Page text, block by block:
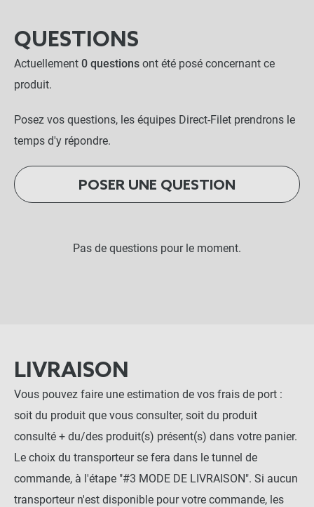
QUESTIONS
Actuellement 0 questions ont été posé concernant ce
produit.
Posez vos questions, les équipes Direct-Filet prendrons le
temps d'y répondre.
POSER UNE QUESTION
Pas de questions pour le moment.
LIVRAISON
Vous pouvez faire une estimation de vos frais de port :
soit du produit que vous consulter, soit du produit
consulté + du/des produit(s) présent(s) dans votre panier.
Le choix du transporteur se fera dans le tunnel de
commande, à l'étape "#3 MODE DE LIVRAISON". Si aucun
transporteur n'est disponible pour votre commande, les